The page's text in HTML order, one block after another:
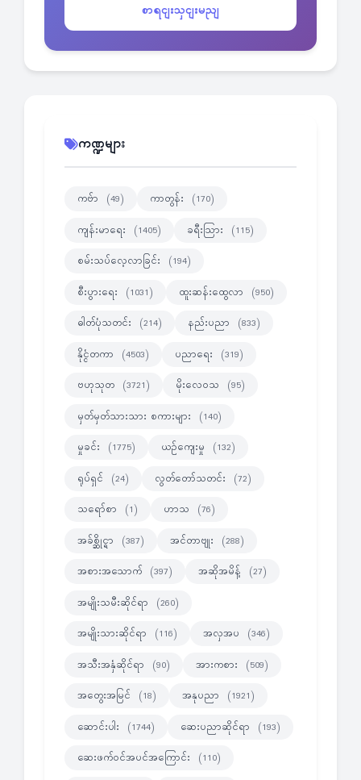
စာရငျးသှငျးမညျ
ကဏ္ဍများ
ကဗ်ာ (49) ကာတွန်း (170)
ကျန်းမာရေး (1405) ခရီးသြား (115)
စမ်းသပ်လေ့လာခြင်း (194)
စီးပွားရေး (1031) ထူးဆန်းထွေလာ (950)
ဓါတ်ပုံသတင်း (214) နည်းပညာ (833)
နိုင္ငံတကာ (4503) ပညာရေး (319)
ဗဟုသုတ (3721) မိုးလေဝသ (95)
မှတ်မှတ်သားသား စကားများ (140)
မှုခင်း (1775) ယဉ်ကျေးမှု (132)
ရုပ်ရှင် (24) လွတ်တော်သတင်း (72)
သရော်စာ (1) ဟာသ (76)
အခ်စ္ဆိုင္ရာ (387) အင်တာဗျုး (288)
အစားအသောက် (397) အဆိုအမိန့် (27)
အမျိုးသမီးဆိုင်ရာ (260)
အမျိုးသားဆိုင်ရာ (116) အလှအပ (346)
အသီးအနှံဆိုင်ရာ (90) အားကစား (509)
အတွေးအမြင် (18) အနုပညာ (1921)
ဆောင်းပါး (1744) ဆေးပညာဆိုင်ရာ (193)
ဆေးဖက်ဝင်အပင်အကြောင်း (110)